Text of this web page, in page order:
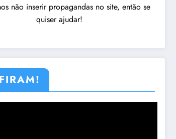
não inserir propagandas no site, então se
quiser ajudar!